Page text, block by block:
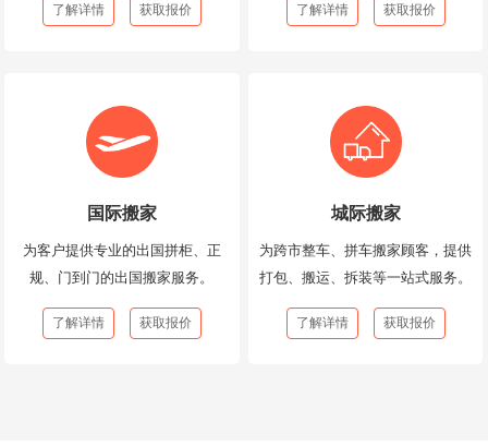
了解详情 获取报价 了解详情 获取报价
国际搬家
为客户提供专业的出国拼柜、正
规、门到门的出国搬家服务。
了解详情 获取报价
城际搬家
为跨市整车、拼车搬家顾客，提供
打包、搬运、拆装等一站式服务。
了解详情 获取报价